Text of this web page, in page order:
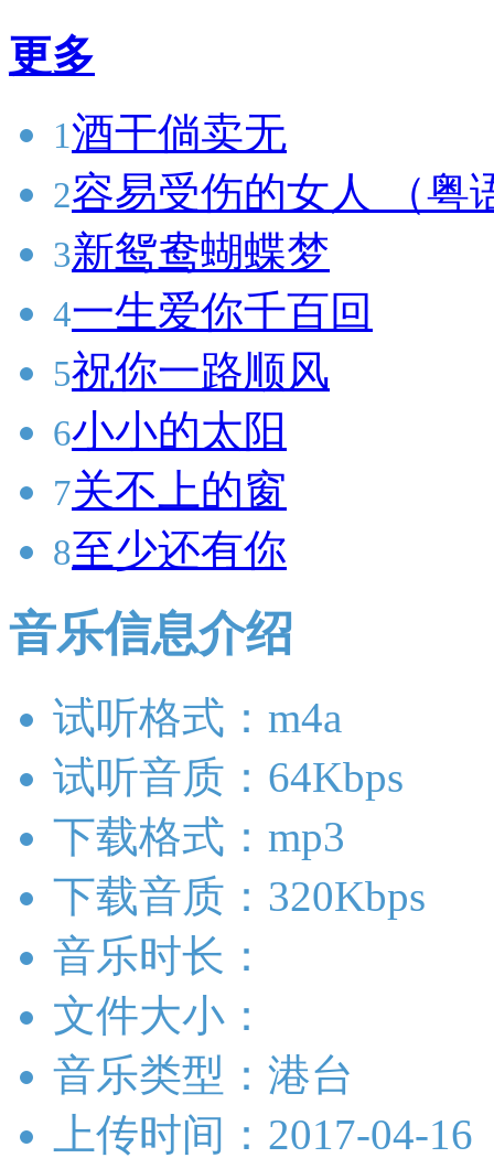
更多
1酒干倘卖无
2容易受伤的女人 （粤
3新鸳鸯蝴蝶梦
4一生爱你千百回
5祝你一路顺风
6小小的太阳
7关不上的窗
8至少还有你
音乐信息介绍
试听格式：m4a
试听音质：64Kbps
下载格式：mp3
下载音质：320Kbps
音乐时长：
文件大小：
音乐类型：港台
上传时间：2017-04-16